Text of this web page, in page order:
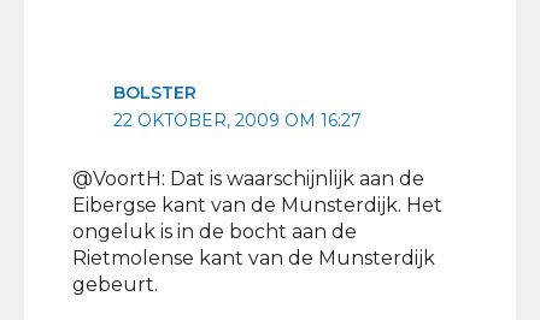
BOLSTER
22 OKTOBER, 2009 OM 16:27
@VoortH: Dat is waarschijnlijk aan de
Eibergse kant van de Munsterdijk. Het
ongeluk is in de bocht aan de
Rietmolense kant van de Munsterdijk
gebeurt.